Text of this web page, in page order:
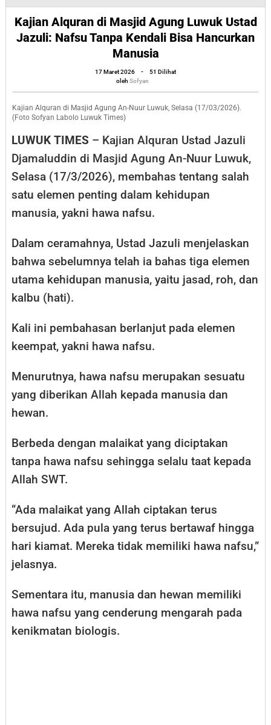
Alquran
di
Masjid
Ustad
Jazuli:
Tanpa
Kendali
Bisa
Hancurkan
Kajian Alquran di Masjid Agung Luwuk Ustad
Jazuli: Nafsu Tanpa Kendali Bisa Hancurkan
Manusia
17 Maret 2026
oleh
Sofyan
-
51 Dilihat
oleh Sofyan
Kajian Alquran di Masjid Agung An-Nuur Luwuk, Selasa (17/03/2026).
(Foto Sofyan Labolo Luwuk Times)
LUWUK TIMES – Kajian Alquran Ustad Jazuli
Djamaluddin di Masjid Agung An-Nuur Luwuk,
Selasa (17/3/2026), membahas tentang salah
satu elemen penting dalam kehidupan
manusia, yakni hawa nafsu.
Dalam ceramahnya, Ustad Jazuli menjelaskan
bahwa sebelumnya telah ia bahas tiga elemen
utama kehidupan manusia, yaitu jasad, roh, dan
kalbu (hati).
Kali ini pembahasan berlanjut pada elemen
keempat, yakni hawa nafsu.
Menurutnya, hawa nafsu merupakan sesuatu
yang diberikan Allah kepada manusia dan
hewan.
Berbeda dengan malaikat yang diciptakan
tanpa hawa nafsu sehingga selalu taat kepada
Allah SWT.
“Ada malaikat yang Allah ciptakan terus
bersujud. Ada pula yang terus bertawaf hingga
hari kiamat. Mereka tidak memiliki hawa nafsu,”
jelasnya.
Sementara itu, manusia dan hewan memiliki
hawa nafsu yang cenderung mengarah pada
kenikmatan biologis.